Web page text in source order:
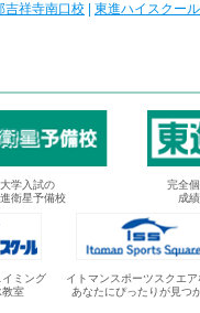
吉祥寺南口校 東進ハイスクー
大学入試の
衛星予備校
完全
成
ミング
教室
イトマンスポーツスクエア
あなたにぴったりが見つ